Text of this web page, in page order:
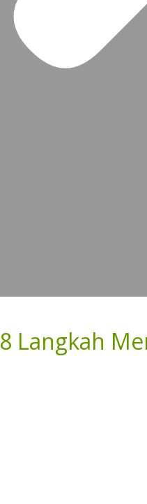
8 Langkah